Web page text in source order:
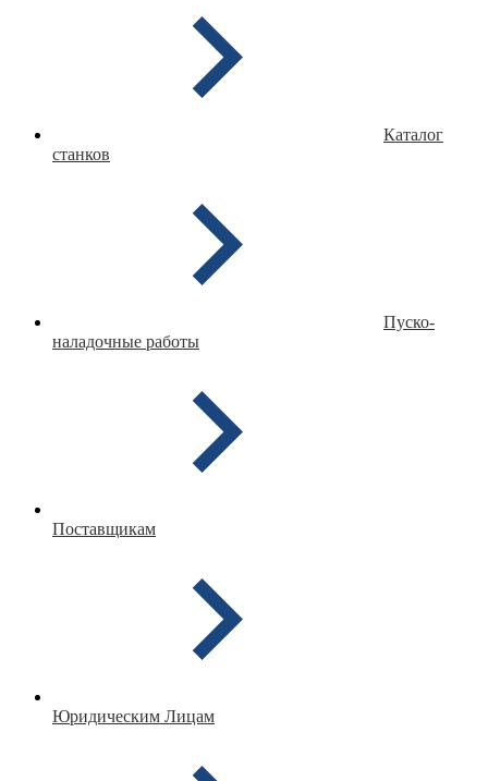
Каталог
станков
Пуско-
наладочные работы
Поставщикам
Юридическим Лицам